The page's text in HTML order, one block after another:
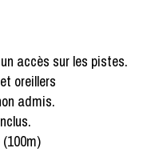
accès sur les pistes.
oreillers
admis.